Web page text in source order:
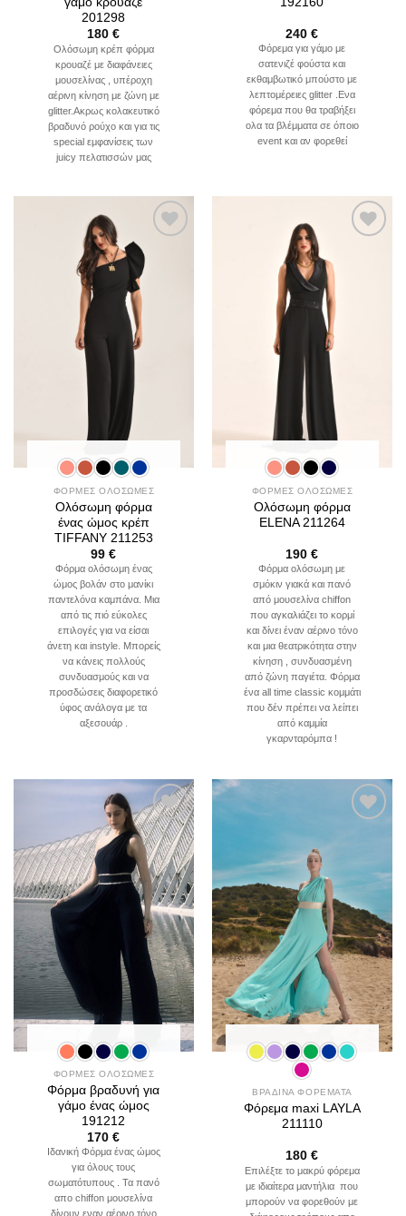
201298
180€
Ολόσωμη κρέπ φόρμα
κρουαζέ με διαφάνειες
μουσελίνας , υπέροχη
αέρινη κίνηση με ζώνη με
glitter.Aκρως κολακευτικό
βραδυνό ρούχο και για τις
special εμφανίσεις των
juicy πελατισσών μας
240€
Φόρεμα για γάμο με
σατενιζέ φούστα και
εκθαμβωτικό μπούστο με
λεπτομέρειες glitter .Ενα
φόρεμα που θα τραβήξει
ολα τα βλέμματα σε όποιο
event και αν φορεθεί
wishlist
ΦΟΡΜΕΣ ΟΛΟΣΩΜΕΣ
Ολόσωμη φόρμα
ένας ώμος κρέπ
TIFFANY 211253
99€
Φόρμα ολόσωμη ένας
ώμος βολάν στο μανίκι
παντελόνα καμπάνα. Μια
από τις πιό εύκολες
επιλογές για να είσαι
άνετη και instyle. Μπορείς
να κάνεις πολλούς
συνδυασμούς και να
προσδώσεις διαφορετικό
ύφος ανάλογα με τα
αξεσουάρ .
ΦΟΡΜΕΣ ΟΛΟΣΩΜΕΣ
Ολόσωμη φόρμα
ELENA 211264
190€
Φόρμα ολόσωμη με
σμόκιν γιακά και πανό
από μουσελίνα chiffon
που αγκαλιάζει το κορμί
και δίνει έναν αέρινο τόνο
και μια θεατρικότητα στην
κίνηση , συνδυασμένη
από ζώνη παγιέτα. Φόρμα
ένα all time classic κομμάτι
που δέν πρέπει να λείπει
από καμμία
γκαρνταρόμπα !
Add to
wishlist
ΦΟΡΜΕΣ ΟΛΟΣΩΜΕΣ
Φόρμα βραδυνή για
γάμο ένας ώμος
191212
170€
Ιδανική Φόρμα ένας ώμος
για όλους τους
σωματότυπους . Τα πανό
απο chiffon μουσελίνα
δίνουν εναν αέρινο τόνο
ΒΡΑΔΙΝΑ ΦΟΡΕΜΑΤΑ
Φόρεμα maxi LAYLA
211110
180€
Επιλέξτε το μακρύ φόρεμα
με ιδιαίτερα μαντήλια που
μπορούν να φορεθούν με